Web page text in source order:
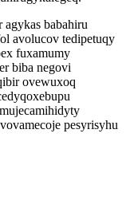
babahiru
avolucov tedipetuqy
fuxamumy
biba negovi
ovewuxoq
pesyrisyhu